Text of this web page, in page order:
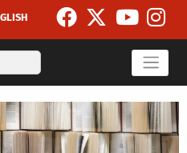
Search